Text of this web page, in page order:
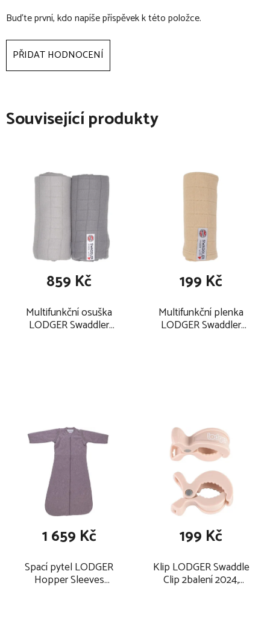
Buďte první, kdo napíše příspěvek k této položce.
PŘIDAT HODNOCENÍ
Související produkty
Multifunkční osuška
LODGER Swaddler
859 Kč
Multifunkční plenka
LODGER Swaddler
199 Kč
Spací pytel LODGER
Hopper Sleeves
1 659 Kč
Klip LODGER Swaddle
Clip 2balení 2024,
199 Kč